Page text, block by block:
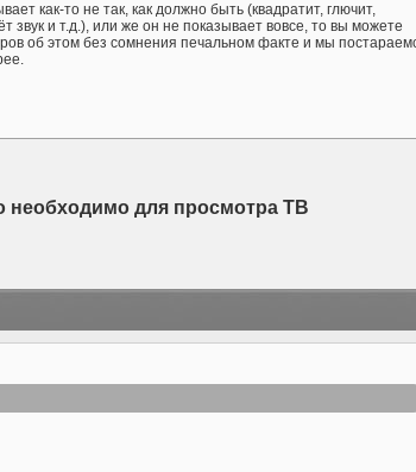
как-то не так, как должно быть (квадратит, глючит,
звук и т.д.), или же он не показывает вовсе, то вы можете
об этом без сомнения печальном факте и мы
необходимо для просмотра ТВ